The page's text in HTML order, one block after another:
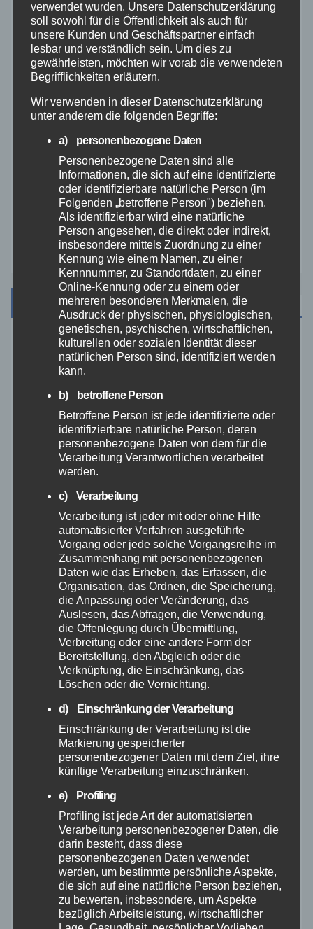
Rettungsdienst
Rhein-Lahn
Westerwald
Archiv
August 2026
Juni 2026
Mai 2026
April 2026
März 2026
Februar 2026
Januar 2026
Dezember 2025
November 2025
Oktober 2025
September 2025
August 2025
Juli 2025
Juni 2025
Mai 2025
verwendet wurden. Unsere Datenschutzerklärung
soll sowohl für die Öffentlichkeit als auch für
unsere Kunden und Geschäftspartner einfach
lesbar und verständlich sein. Um dies zu
gewährleisten, möchten wir vorab die verwendeten
Begrifflichkeiten erläutern.
Wir verwenden in dieser Datenschutzerklärung
unter anderem die folgenden Begriffe:
a) personenbezogene Daten
Personenbezogene Daten sind alle
Informationen, die sich auf eine identifizierte
oder identifizierbare natürliche Person (im
Folgenden „betroffene Person") beziehen.
Als identifizierbar wird eine natürliche
Person angesehen, die direkt oder indirekt,
insbesondere mittels Zuordnung zu einer
Kennung wie einem Namen, zu einer
Kennnummer, zu Standortdaten, zu einer
Online-Kennung oder zu einem oder
mehreren besonderen Merkmalen, die
Ausdruck der physischen, physiologischen,
genetischen, psychischen, wirtschaftlichen,
kulturellen oder sozialen Identität dieser
natürlichen Person sind, identifiziert werden
kann.
b) betroffene Person
Betroffene Person ist jede identifizierte oder
identifizierbare natürliche Person, deren
personenbezogene Daten von dem für die
Verarbeitung Verantwortlichen verarbeitet
werden.
c) Verarbeitung
Verarbeitung ist jeder mit oder ohne Hilfe
automatisierter Verfahren ausgeführte
Vorgang oder jede solche Vorgangsreihe im
Zusammenhang mit personenbezogenen
Daten wie das Erheben, das Erfassen, die
Organisation, das Ordnen, die Speicherung,
die Anpassung oder Veränderung, das
Auslesen, das Abfragen, die Verwendung,
die Offenlegung durch Übermittlung,
Verbreitung oder eine andere Form der
Bereitstellung, den Abgleich oder die
Verknüpfung, die Einschränkung, das
Löschen oder die Vernichtung.
d) Einschränkung der Verarbeitung
Einschränkung der Verarbeitung ist die
Markierung gespeicherter
personenbezogener Daten mit dem Ziel, ihre
künftige Verarbeitung einzuschränken.
e) Profiling
Profiling ist jede Art der automatisierten
Verarbeitung personenbezogener Daten, die
darin besteht, dass diese
personenbezogenen Daten verwendet
werden, um bestimmte persönliche Aspekte,
die sich auf eine natürliche Person beziehen,
zu bewerten, insbesondere, um Aspekte
bezüglich Arbeitsleistung, wirtschaftlicher